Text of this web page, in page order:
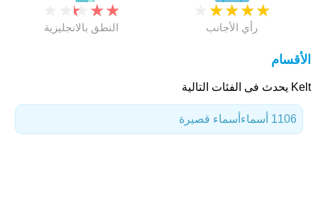
★
★
★
النطق بالانجليزية
★
★
★
★
رأي الأجانب
الأقسام
Kelt يحدث فى الفئات التالية
أسماء قصيرة 1106 أسماء